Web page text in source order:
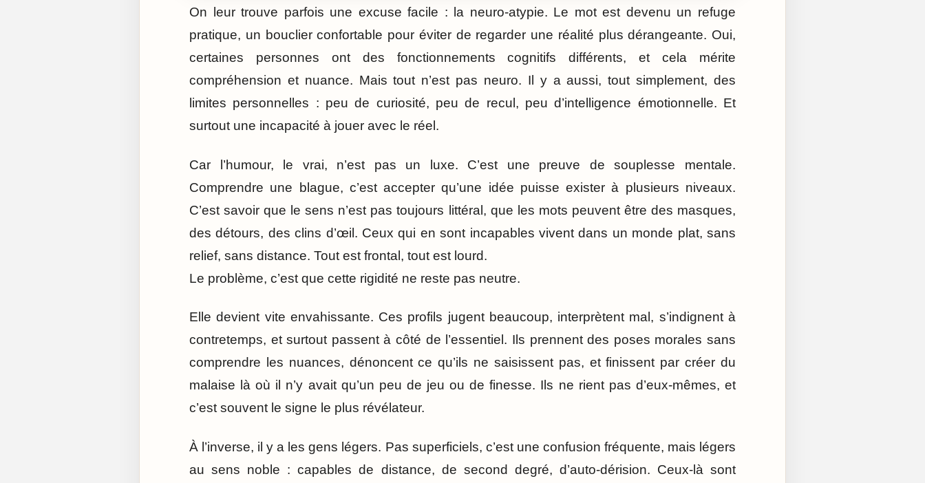
On leur trouve parfois une excuse facile : la neuro-atypie. Le mot est devenu un refuge
pratique, un bouclier confortable pour éviter de regarder une réalité plus dérangeante. Oui,
certaines personnes ont des fonctionnements cognitifs différents, et cela mérite
compréhension et nuance. Mais tout n’est pas neuro. Il y a aussi, tout simplement, des
limites personnelles : peu de curiosité, peu de recul, peu d’intelligence émotionnelle. Et
surtout une incapacité à jouer avec le réel.
Car l’humour, le vrai, n’est pas un luxe. C’est une preuve de souplesse mentale.
Comprendre une blague, c’est accepter qu’une idée puisse exister à plusieurs niveaux.
C’est savoir que le sens n’est pas toujours littéral, que les mots peuvent être des masques,
des détours, des clins d’œil. Ceux qui en sont incapables vivent dans un monde plat, sans
relief, sans distance. Tout est frontal, tout est lourd.
Le problème, c’est que cette rigidité ne reste pas neutre.
Elle devient vite envahissante. Ces profils jugent beaucoup, interprètent mal, s’indignent à
contretemps, et surtout passent à côté de l’essentiel. Ils prennent des poses morales sans
comprendre les nuances, dénoncent ce qu’ils ne saisissent pas, et finissent par créer du
malaise là où il n’y avait qu’un peu de jeu ou de finesse. Ils ne rient pas d’eux-mêmes, et
c’est souvent le signe le plus révélateur.
À l’inverse, il y a les gens légers. Pas superficiels, c’est une confusion fréquente, mais légers
au sens noble : capables de distance, de second degré, d’auto-dérision. Ceux-là sont